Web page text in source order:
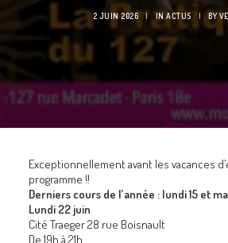
L’ASSOCIATION
SCÈNES
CONTACTEZ-NOUS
FACEBOOK
RECHERCHE
2 JUIN 2026 | INACTUS | BY
Exceptionnellement avant les vacances
programme !!
Derniers cours de l’année : lundi 15 et
Lundi 22 juin
Cité Traeger 28 rue Boisnault
De 19h à 21h